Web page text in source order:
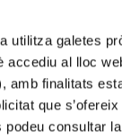
utilitza galetes
accediu al lloc
amb finalitats
que
podeu consultar la